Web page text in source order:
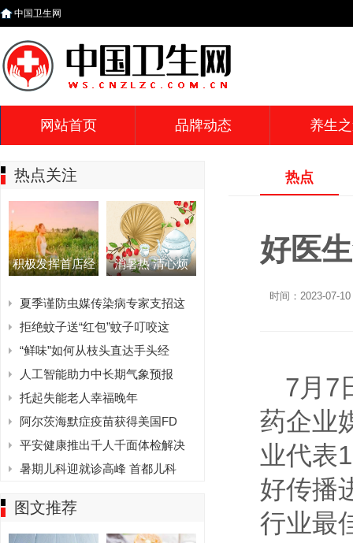
中国卫生网
网站首页 品牌动态 养生
热点关注
积极发挥首店经 消暑热 清心烦
夏季谨防虫媒传染病专家支招这
拒绝蚊子送“红包”蚊子叮咬这
“鲜味”如何从枝头直达手头经
人工智能助力中长期气象预报
托起失能老人幸福晚年
阿尔茨海默症疫苗获得美国FD
平安健康推出千人千面体检解决
暑期儿科迎就诊高峰 首都儿科
图文推荐
热点
好医
时间：2023-07-
7月7
药企业
业代表
好传播
行业最